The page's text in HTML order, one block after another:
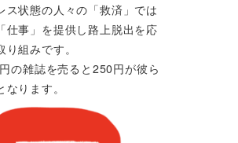
ス状態の人々の「救済」では
仕事」を提供し路上脱出を応
り組みです。
の雑誌を売ると250円が彼ら
ります。